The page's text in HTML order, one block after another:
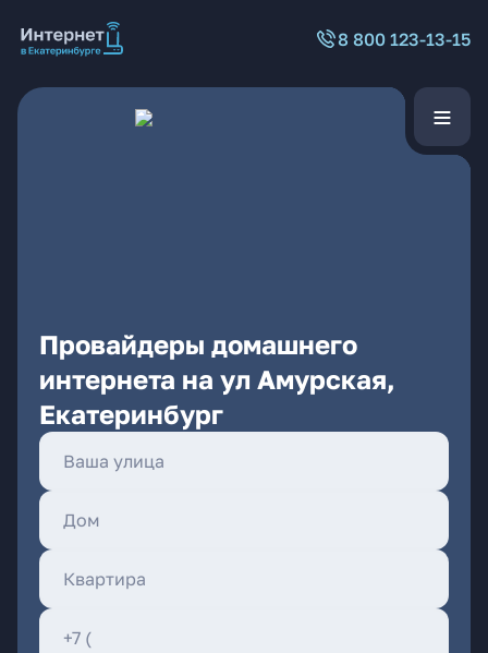
8 800 123-13-15
Провайдеры домашнего
интернета на ул Амурская,
Екатеринбург